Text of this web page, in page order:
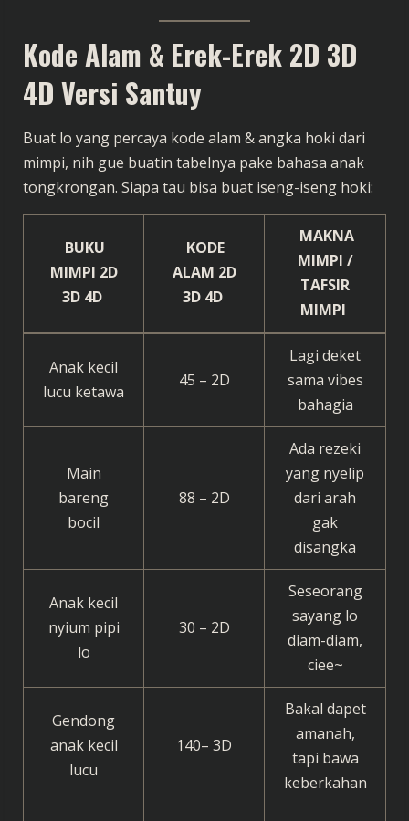
Kode Alam & Erek-Erek 2D 3D
4D Versi Santuy
Buat lo yang percaya kode alam & angka hoki dari
mimpi, nih gue buatin tabelnya pake bahasa anak
tongkrongan. Siapa tau bisa buat iseng-iseng hoki:
BUKU
MIMPI 2D
3D 4D
KODE
ALAM 2D
3D 4D
MAKNA
MIMPI /
TAFSIR
MIMPI
Anak kecil
lucu ketawa
45 – 2D
Lagi deket
sama vibes
bahagia
Main
bareng
bocil
88 – 2D
Ada rezeki
yang nyelip
dari arah
gak
disangka
Anak kecil
nyium pipi
lo
30 – 2D
Seseorang
sayang lo
diam-diam,
ciee~
Gendong
anak kecil
lucu
140– 3D
Bakal dapet
amanah,
tapi bawa
keberkahan